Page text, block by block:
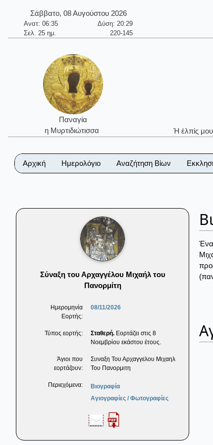
Σάββατο, 08 Αυγούστου 2026
Ανατ: 06:35
Δύση: 20:29
Σελ. 25 ημ.
220-145
Παναγία
η Μυρτιδιώτισσα
Ἡ ἐλπίς
Αρχική Ημερολόγιο Αναζήτηση Βίων
Σύναξη του Αρχαγγέλου Μιχαήλ του
Πανορμίτη
Ημερομηνία
Εορτής:
08/11/2026
Τύπος εορτής: Σταθερή. Εορτάζει στις 8
Νοεμβρίου εκάστου έτους.
Άγιοι που
εορτάζουν:
Συναξη Του Αρχαγγελου Μιχαηλ
Του Πανορμιτη
Περιεχόμενα:
Βιογραφία
Αγιογραφίες / Φωτογραφίες
Ένα